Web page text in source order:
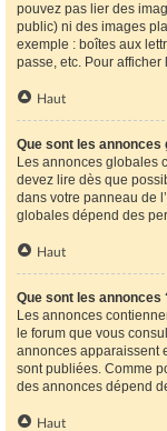
pouvez pas lier des
public) ni des images
exemple : boîtes aux
passe, etc. Pour afficher
Haut
Que sont les annonces
Les annonces globales
devez lire dès que
dans votre panneau de
globales dépend des
Haut
Que sont les annonces
Les annonces
le forum que vous
annonces apparaissent
sont publiées. Comme
des annonces dépend
Haut